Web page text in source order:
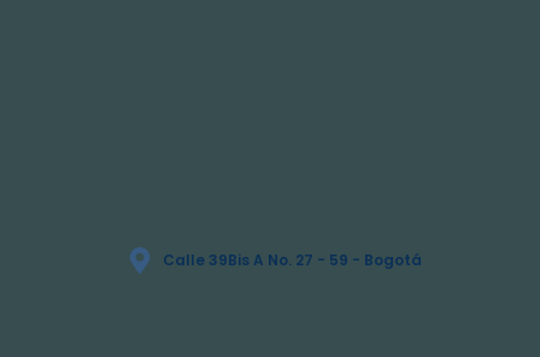
Calle 39Bis A No. 27 - 59 - Bogotá